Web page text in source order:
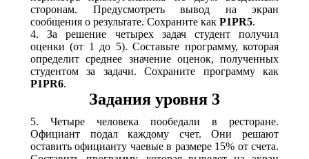
сторонам. Предусмотреть вывод на экран
сообщения о результате. Сохраните как P1PR5.
4. За решение четырех задач студент получил
оценки (от 1 до 5). Составьте программу, которая
определит среднее значение оценок, полученных
студентом за задачи. Сохраните программу как
P1PR6.
Задания уровня 3
5. Четыре человека пообедали в ресторане.
Официант подал каждому счет. Они решают
оставить официанту чаевые в размере 15% от счета.